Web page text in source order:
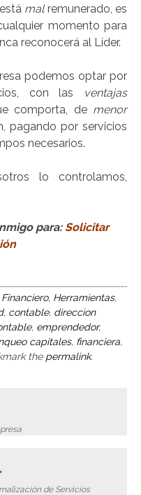
malremunerado, es
momento para
reconocerá al Líder.
podemos optar por
con las
ventajas
comporta, de menor
pagando por servicios
necesarios.
lo controlamos,
para:Solicitar
Financiero, Herramientas,
, contable, direccion
, emprendedor,
capitales, financiera,
the permalink.
de Servicios